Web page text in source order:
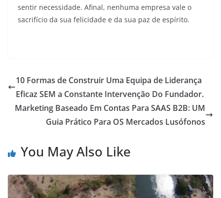
sentir necessidade. Afinal, nenhuma empresa vale o
sacrifício da sua felicidade e da sua paz de espírito.
10 Formas de Construir Uma Equipa de Liderança
Eficaz SEM a Constante Intervenção Do Fundador.
Marketing Baseado Em Contas Para SAAS B2B: UM
Guia Prático Para OS Mercados Lusófonos
You May Also Like